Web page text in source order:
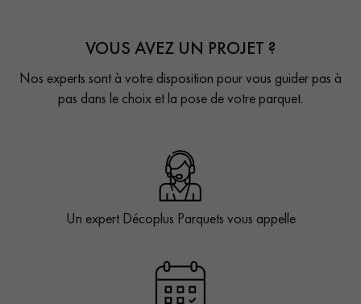
VOUS AVEZ UN PROJET ?
Nos experts sont à votre disposition pour vous guider pas à
pas dans le choix et la pose de votre parquet.
Un expert Décoplus Parquets vous appelle